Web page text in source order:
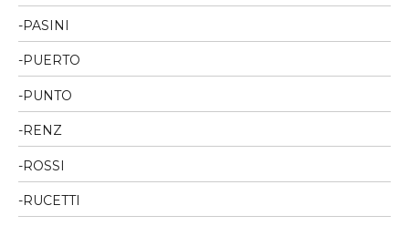
PASINI
PUERTO
PUNTO
RENZ
ROSSI
RUCETTI